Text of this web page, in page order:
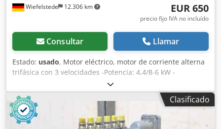
Wiefelstede 12.306 km EUR 650
precio fijo IVA no incluído
Consultar Llamar
Estado: usado, Motor eléctrico, motor de corriente alterna
trifásica con 3 velocidades -Potencia: 4,4/8-6 kW -
Velocidad: 725/1440/970 rpm -Conmutable por polos -Eje:
Ø 42 mm Crjdpfx Akoctyqfsbof -Tipo de construcción: B3 -
Grado de protección: IP 44 -Precio: por unidad -Cantidad: 2
unidades disponibles -Dimensiones: 650/440/A320 mm -
Peso: 140 kg
Clasificado